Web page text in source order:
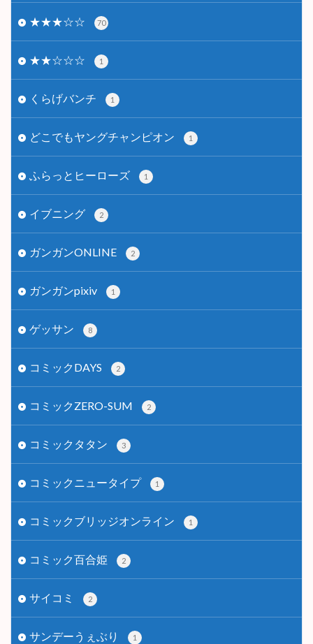
★★★☆☆ 70
★★☆☆☆ 1
くらげバンチ 1
どこでもヤングチャンピオン 1
ふらっとヒーローズ 1
イブニング 2
ガンガンONLINE 2
ガンガンpixiv 1
ゲッサン 8
コミックDAYS 2
コミックZERO-SUM 2
コミックタタン 3
コミックニュータイプ 1
コミックブリッジオンライン 1
コミック百合姫 2
サイコミ 2
サンデーうぇぶり 1